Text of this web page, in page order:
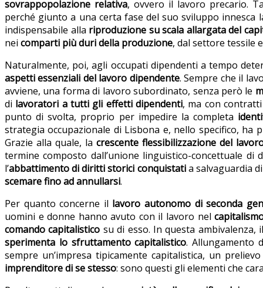
sovrappopolazione relativa, ovvero il lavoro precario.
perché giunto a una certa fase del suo sviluppo innesca
indispensabile alla riproduzione su scala allargata del
nei comparti più duri della produzione, dal settore tessile
Naturalmente, poi, agli occupati dipendenti a tempo
aspetti essenziali del lavoro dipendente. Sempre che il
avviene, una forma di lavoro subordinato, senza però le
di lavoratori a tutti gli effetti dipendenti, ma con
punto di svolta, proprio per impedire la completa
strategia occupazionale di Lisbona e, nello specifico,
Grazie alla quale, lacrescente flessibilizzazione del
termine composto dall’unione linguistico-concettuale di
l’abbattimento di diritti storici conquistatia salvaguardia
scemare fino ad annullarsi.
Per quanto concerne il lavoro autonomo di seconda
uomini e donne hanno avuto con il lavoro nel
comando capitalistico su di esso. In questa
sperimenta lo sfruttamento capitalistico. Allungamento
sempre un’impresa tipicamente capitalistica, un
imprenditore di se stesso: sono questi gli elementi che